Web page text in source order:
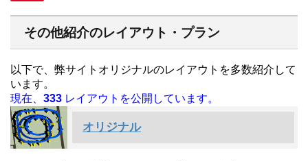
その他紹介のレイアウト・プラン
以下で、弊サイトオリジナルのレイアウトを多数紹介して
います。
現在、 333 レイアウトを公開しています。
オリジナル